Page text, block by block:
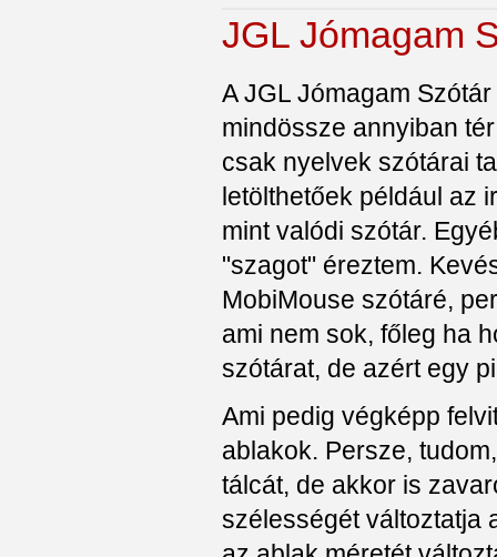
JGL Jómagam
A JGL Jómagam
mindössze annyiban
csak nyelvek szótárai
letölthetőek például az
mint valódi szótár.
"szagot" éreztem.
MobiMouse szótáré,
ami nem sok, főleg ha
szótárat, de azért egy
Ami pedig végképp
ablakok. Persze,
tálcát, de akkor is
szélességét változtatja